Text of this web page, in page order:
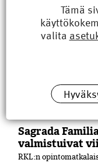
johtaminen,
,työmaa,
,Ukraina
LUE MYÖS
Sagrada
valmistuivat
RKL:n
Tämä
valita